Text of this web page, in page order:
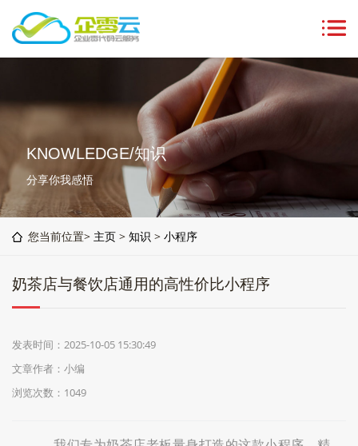
KNOWLEDGE/知识
分享你我感悟
您当前位置> 主页 > 知识 > 小程序
奶茶店与餐饮店通用的高性价比小程序
发表时间：2025-10-05 15:30:49
文章作者：小编
浏览次数： 1049